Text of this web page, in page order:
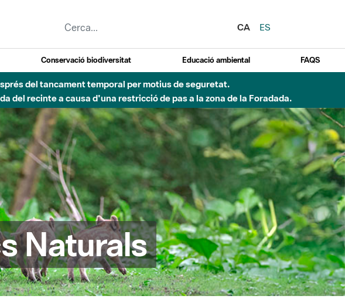
CA
ES
Conservació biodiversitat Educació ambiental FAQS
del tancament temporal per motius de seguretat.
del recinte a causa d'una restricció de pas a la zona de la Foradada.
Naturals